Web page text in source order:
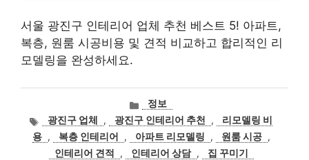
서울 광진구 인테리어 업체 추천 베스트 5! 아파트,
복층, 원룸 시공비용 및 견적 비교하고 합리적인 리
모델링을 완성하세요.
카
테
고
리
정보
태광진구 업체 , 광진구 인테리어 추천 ,
리모델링 비
용 , 복층 인테리어 , 아파트 리모델링 , 원룸 시공 ,
인테리어 견적
, 인테리어 상담 , 집 꾸미기